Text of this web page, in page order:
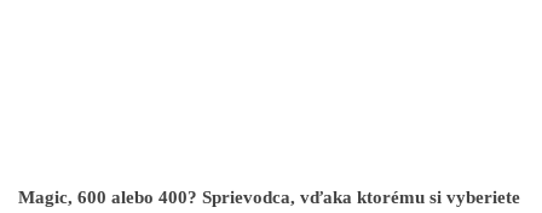
Magic, 600 alebo 400? Sprievodca, vďaka ktorému si vyberiete